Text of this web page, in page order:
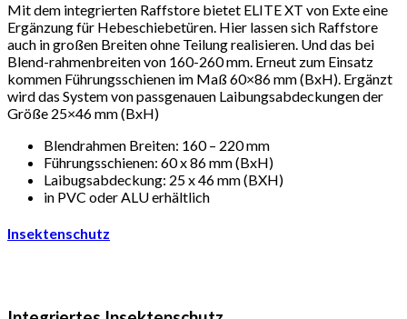
Mit dem integrierten Raffstore bietet ELITE XT von Exte eine
Ergänzung für Hebeschiebetüren. Hier lassen sich Raffstore
auch in großen Breiten ohne Teilung realisieren. Und das bei
Blend-rahmenbreiten von 160-260 mm. Erneut zum Einsatz
kommen Führungsschienen im Maß 60×86 mm (BxH). Ergänzt
wird das System von passgenauen Laibungsabdeckungen der
Größe 25×46 mm (BxH)
Blendrahmen Breiten: 160 – 220 mm
Führungsschienen: 60 x 86 mm (BxH)
Laibugsabdeckung: 25 x 46 mm (BXH)
in PVC oder ALU erhältlich
Insektenschutz